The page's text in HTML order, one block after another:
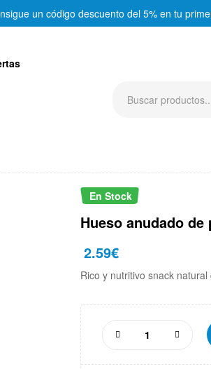
un código descuento del 5% en tu
En Stock
Hueso anudado
2.59€
Rico y nutritivo snack